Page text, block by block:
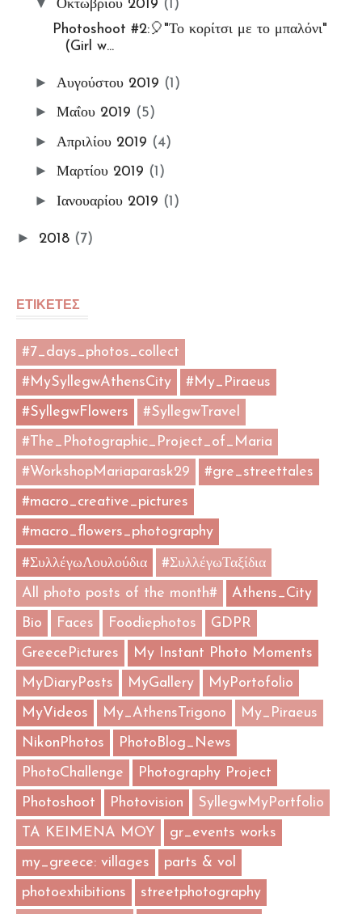
Ετικέτα: Προσεχώς!
▼ Οκτωβρίου 2019 (1)
Photoshoot #2:🎈"Το κορίτσι με το μπαλόνι"
(Girl w...
► Αυγούστου 2019 (1)
► Μαΐου 2019 (5)
► Απριλίου 2019 (4)
► Μαρτίου 2019 (1)
► Ιανουαρίου 2019 (1)
► 2018 (7)
ΕΤΙΚΕΤΕΣ
#7_days_photos_collect
#MySyllegwAthensCity
#My_Piraeus
#SyllegwFlowers
#SyllegwTravel
#The_Photographic_Project_of_Maria
#WorkshopMariaparask29
#gre_streettales
#macro_creative_pictures
#macro_flowers_photography
#ΣυλλέγωΛουλούδια
#ΣυλλέγωΤαξίδια
All photo posts of the month#
Athens_City
Bio
Faces Foodiephotos
GDPR
GreecePictures
My Instant Photo Moments
MyDiaryPosts
MyGallery
MyPortofolio
MyVideos
My_AthensTrigono
My_Piraeus
NikonPhotos
PhotoBlog_News
PhotoChallenge
Photography Project
Photoshoot
Photovision
SyllegwMyPortfolio
TA KEIMENA MOY
gr_events works
my_greece: villages
parts & vol
photoexhibitions
streetphotography